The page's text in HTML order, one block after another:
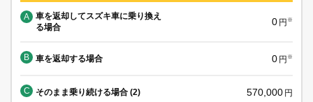
A
車を返却してスズキ車に乗り換え
る場合
0 円 ※
B 車を返却する場合 0 円 ※
C そのまま乗り続ける場合 (2) 570,000 円